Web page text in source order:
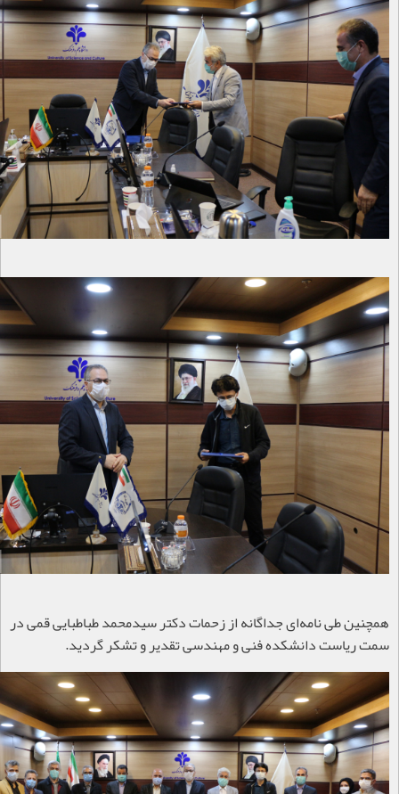
همچنین طی نامه‌ای جداگانه از زحمات دکتر سیدمحمد طباطبایی قمی در
سمت ریاست دانشکده فنی و مهندسی تقدیر و تشکر گردید.